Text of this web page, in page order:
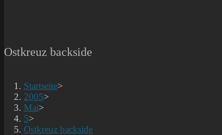
Ostkreuz backside
Startseite>
2005>
Mai>
5>
Ostkreuz backside